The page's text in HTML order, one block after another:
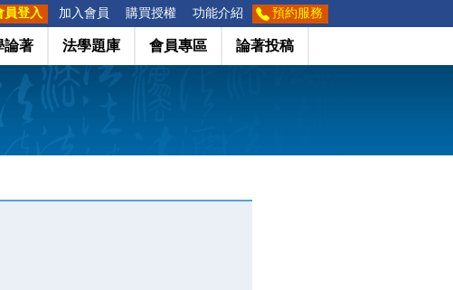
員登入 加入會員 購買授權 功能介紹 預約服務
論著 法學題庫 會員專區 論著投稿